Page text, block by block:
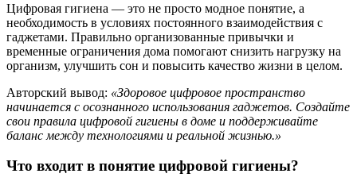
Цифровая гигиена — это не просто модное понятие, а
необходимость в условиях постоянного взаимодействия с
гаджетами. Правильно организованные привычки и
временные ограничения дома помогают снизить нагрузку на
организм, улучшить сон и повысить качество жизни в целом.
Авторский вывод: «Здоровое цифровое пространство
начинается с осознанного использования гаджетов. Создайте
свои правила цифровой гигиены в доме и поддерживайте
баланс между технологиями и реальной жизнью.»
Что входит в понятие цифровой гигиены?